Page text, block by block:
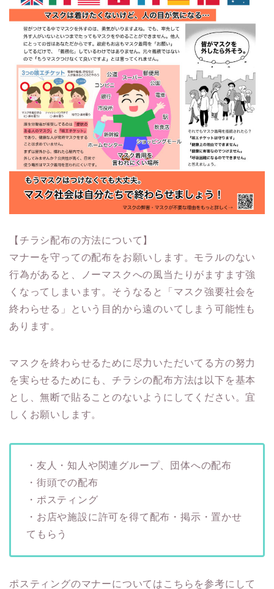
【チラシ配布の方法について】
マナーを守っての配布をお願いします。モラルのない
行為があると、ノーマスクへの風当たりがますます強
くなってしまいます。そうなると「マスク強要社会を
終わらせる」という目的から遠のいてしまう可能性も
あります。
マスクを終わらせるために尽力いただいてる方の努力
を実らせるためにも、チラシの配布方法は以下を基本
とし、無断で貼ることのないようにしてください。宜
しくお願いします。
・友人・知人や関連グループ、団体への配布
・街頭での配布
・ポスティング
・お店や施設に許可を得て配布・掲示・置かせ
てもらう
ポスティングのマナーについてはこちらを参考にして